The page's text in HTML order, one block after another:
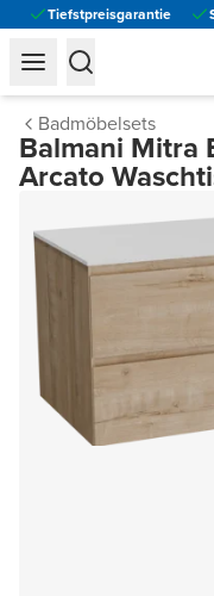
Tiefstpreisgarantie
Badmöbelsets
Balmani Mitra
Arcato